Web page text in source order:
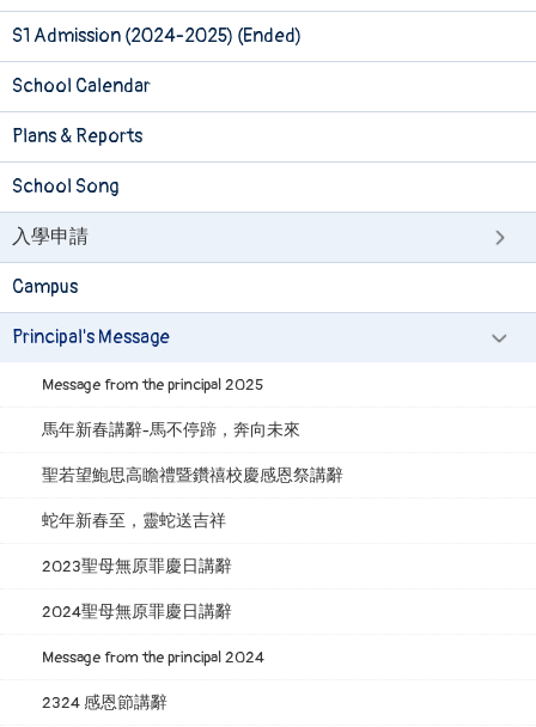
S1 Admission (2024-2025) (Ended)
School Calendar
Plans & Reports
School Song
入學申請
Campus
Principal's Message
Message from the principal 2025
馬年新春講辭-馬不停蹄，奔向未來
聖若望鮑思高瞻禮暨鑽禧校慶感恩祭講辭
蛇年新春至，靈蛇送吉祥
2023聖母無原罪慶日講辭
2024聖母無原罪慶日講辭
Message from the principal 2024
2324 感恩節講辭